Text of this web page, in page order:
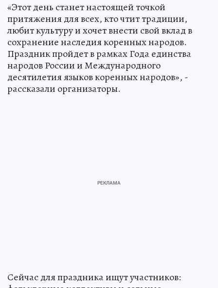
«Этот день станет настоящей точкой
притяжения для всех, кто чтит традиции,
любит культуру и хочет внести свой вклад в
сохранение наследия коренных народов.
Праздник пройдет в рамках Года единства
народов России и Международного
десятилетия языков коренных народов», -
рассказали организаторы.
Сейчас для праздника ищут участников: